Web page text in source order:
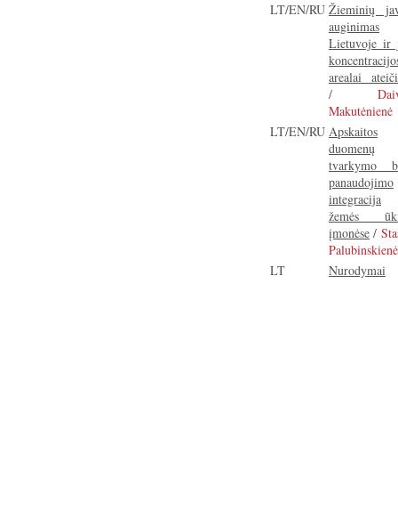
LT/EN/RU Žieminių
auginimas
Lietuvoje ir
arealai
/
Makutėnienė
LT/EN/RU Apskaitos
duomenų
tvarkymo
panaudojimo
integracija
žemės
įmonėse /
Palubinskienė
LT
Nurodymai